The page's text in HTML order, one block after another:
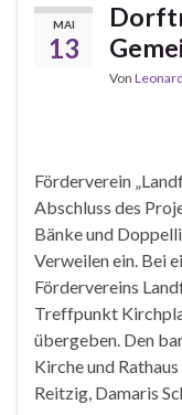
MAI
13
Von
Förderverein
Abschluss des
Bänke und
Verweilen ein. Bei
Fördervereins
Treffpunkt
übergeben. Den
Kirche und
Reitzig, Damaris